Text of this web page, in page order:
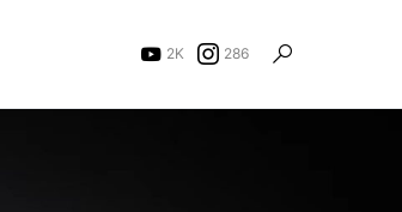
2K 286